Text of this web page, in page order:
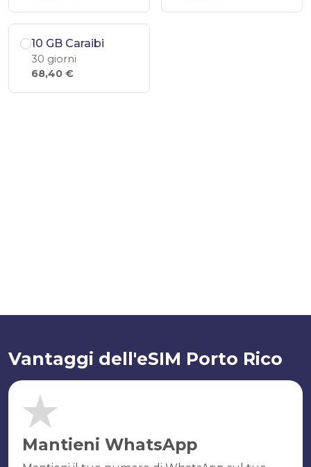
10 GB Caraibi
30 giorni
68,40 €
Vantaggi dell'eSIM Porto Rico
Mantieni WhatsApp